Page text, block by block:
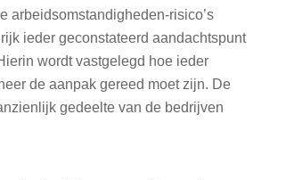
arbeidsomstandigheden-risico’s
ieder geconstateerd aandachtspunt
wordt vastgelegd hoe ieder
de aanpak gereed moet zijn. De
gedeelte van de bedrijven